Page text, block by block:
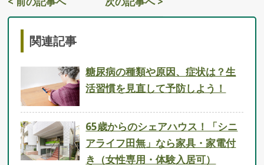
関連記事
糖尿病の種類や原因、症状は？生
活習慣を見直して予防しよう！
65歳からのシェアハウス！「シニ
アライフ田無」なら家具・家電付
き（女性専用・体験入居可）